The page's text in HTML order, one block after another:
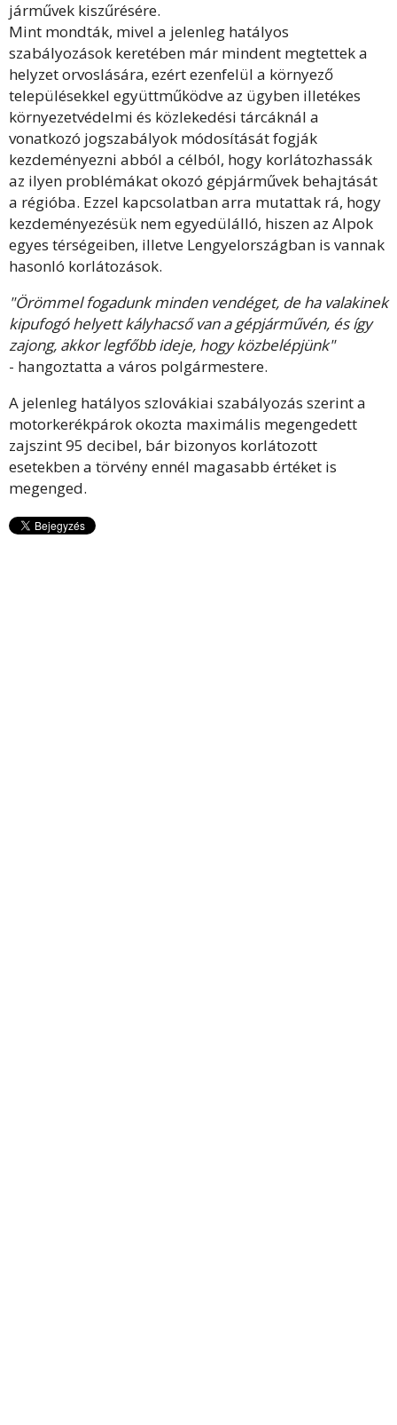
járművek kiszűrésére.
Mint mondták, mivel a jelenleg hatályos
szabályozások keretében már mindent megtettek a
helyzet orvoslására, ezért ezenfelül a környező
településekkel együttműködve az ügyben illetékes
környezetvédelmi és közlekedési tárcáknál a
vonatkozó jogszabályok módosítását fogják
kezdeményezni abból a célból, hogy korlátozhassák
az ilyen problémákat okozó gépjárművek behajtását
a régióba. Ezzel kapcsolatban arra mutattak rá, hogy
kezdeményezésük nem egyedülálló, hiszen az Alpok
egyes térségeiben, illetve Lengyelországban is vannak
hasonló korlátozások.
"Örömmel fogadunk minden vendéget, de ha valakinek
kipufogó helyett kályhacső van a gépjárművén, és így
zajong, akkor legfőbb ideje, hogy közbelépjünk"
- hangoztatta a város polgármestere.
A jelenleg hatályos szlovákiai szabályozás szerint a
motorkerékpárok okozta maximális megengedett
zajszint 95 decibel, bár bizonyos korlátozott
esetekben a törvény ennél magasabb értéket is
megenged.